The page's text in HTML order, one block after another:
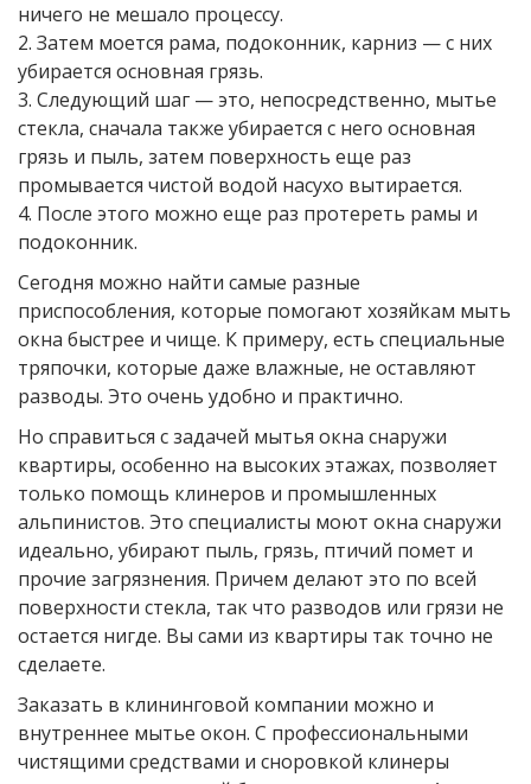
ничего не мешало процессу.
2. Затем моется рама, подоконник, карниз — с них
убирается основная грязь.
3. Следующий шаг — это, непосредственно, мытье
стекла, сначала также убирается с него основная
грязь и пыль, затем поверхность еще раз
промывается чистой водой насухо вытирается.
4. После этого можно еще раз протереть рамы и
подоконник.
Сегодня можно найти самые разные
приспособления, которые помогают хозяйкам мыть
окна быстрее и чище. К примеру, есть специальные
тряпочки, которые даже влажные, не оставляют
разводы. Это очень удобно и практично.
Но справиться с задачей мытья окна снаружи
квартиры, особенно на высоких этажах, позволяет
только помощь клинеров и промышленных
альпинистов. Это специалисты моют окна снаружи
идеально, убирают пыль, грязь, птичий помет и
прочие загрязнения. Причем делают это по всей
поверхности стекла, так что разводов или грязи не
остается нигде. Вы сами из квартиры так точно не
сделаете.
Заказать в клининговой компании можно и
внутреннее мытье окон. С профессиональными
чистящими средствами и сноровкой клинеры